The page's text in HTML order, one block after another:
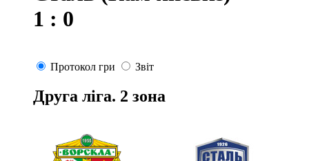
1 : 0
Протокол гри Звіт
Друга ліга. 2 зона